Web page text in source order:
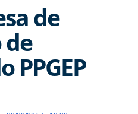
de
PPGEP